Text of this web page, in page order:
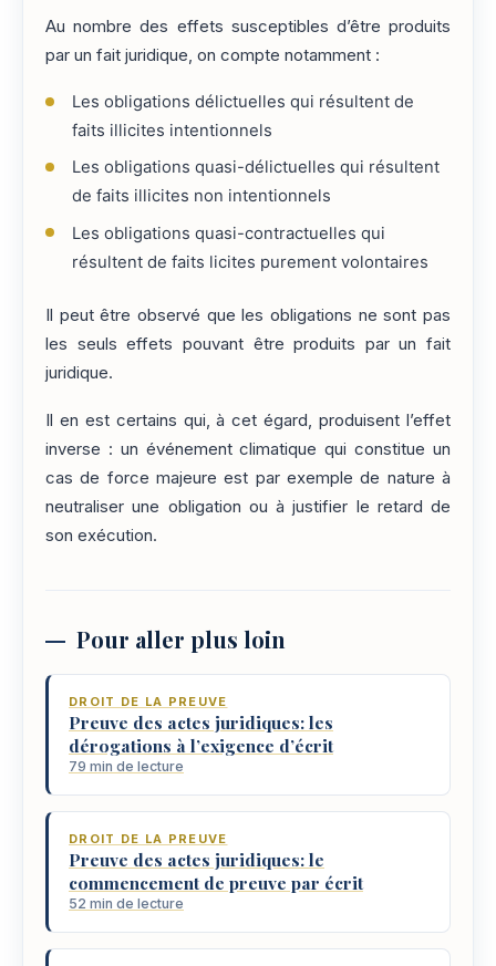
Au nombre des effets susceptibles d’être produits
par un fait juridique, on compte notamment :
Les obligations délictuelles qui résultent de
faits illicites intentionnels
Les obligations quasi-délictuelles qui résultent
de faits illicites non intentionnels
Les obligations quasi-contractuelles qui
résultent de faits licites purement volontaires
Il peut être observé que les obligations ne sont pas
les seuls effets pouvant être produits par un fait
juridique.
Il en est certains qui, à cet égard, produisent l’effet
inverse : un événement climatique qui constitue un
cas de force majeure est par exemple de nature à
neutraliser une obligation ou à justifier le retard de
son exécution.
Pour aller plus loin
DROIT DE LA PREUVE
Preuve des actes juridiques: les
dérogations à l’exigence d’écrit
79 min de lecture
DROIT DE LA PREUVE
Preuve des actes juridiques: le
commencement de preuve par écrit
52 min de lecture